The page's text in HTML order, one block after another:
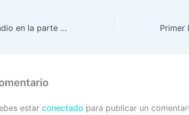
Controlado incendio en la parte norte del Parque Nacional Montaña de Celaque
estar conectado para publicar un